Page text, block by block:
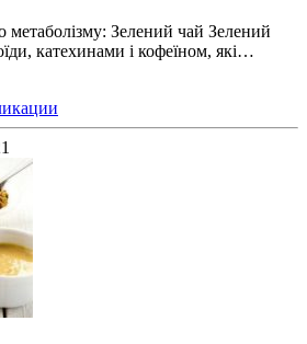
Зелений чай Зелений
катехинами і кофеїном, які…